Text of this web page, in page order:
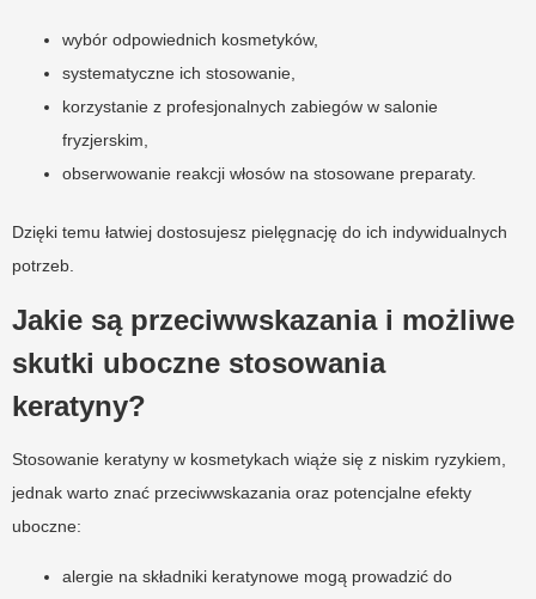
wybór odpowiednich kosmetyków,
systematyczne ich stosowanie,
korzystanie z profesjonalnych zabiegów w salonie
fryzjerskim,
obserwowanie reakcji włosów na stosowane preparaty.
Dzięki temu łatwiej dostosujesz pielęgnację do ich indywidualnych
potrzeb.
Jakie są przeciwwskazania i możliwe
skutki uboczne stosowania
keratyny?
Stosowanie keratyny w kosmetykach wiąże się z niskim ryzykiem,
jednak warto znać przeciwwskazania oraz potencjalne efekty
uboczne:
alergie na składniki keratynowe mogą prowadzić do